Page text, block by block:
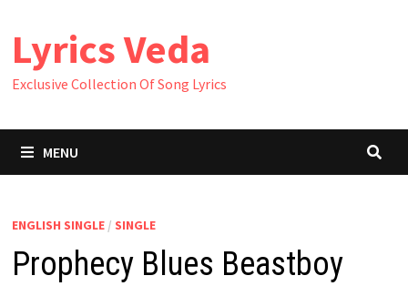
content
Lyrics Veda
Exclusive Collection Of Song Lyrics
MENU
ENGLISH SINGLE/ SINGLE
Prophecy Blues Beastboy